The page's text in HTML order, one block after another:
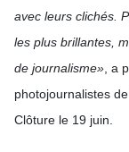
avec leurs clichés.
les plus brillantes,
de journalisme» , a
photojournalistes de
Clôture le 19 juin.